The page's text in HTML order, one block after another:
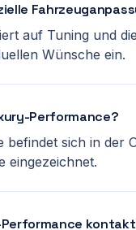
auf Tuning und
Wünsche ein.
Performance?
sich in der
eingezeichnet.